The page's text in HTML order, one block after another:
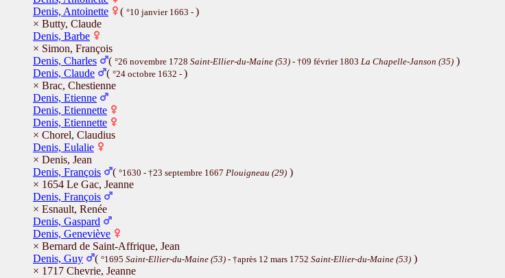
Denis, Antoinette
( °10 janvier 1663 - )
× Butty, Claude
Denis, Barbe
× Simon, François
Denis, Charles
( °26 novembre 1728 Saint-Ellier-du-Maine (53) - †09 février 1803 La Chapelle-Janson (35) )
Denis, Claude
( °24 octobre 1632 - )
× Brac, Chestienne
Denis, Etienne
Denis, Etiennette
Denis, Etiennette
× Chorel, Claudius
Denis, Eulalie
× Denis, Jean
Denis, François
( °1630 - †23 septembre 1667 Plouigneau (29) )
× 1654 Le Gac, Jeanne
Denis, François
× Esnault, Renée
Denis, Gaspard
Denis, Geneviève
× Bernard de Saint-Affrique, Jean
Denis, Guy
( °1695 Saint-Ellier-du-Maine (53) - †après 12 mars 1752 Saint-Ellier-du-Maine (53) )
× 1717 Chevrie, Jeanne